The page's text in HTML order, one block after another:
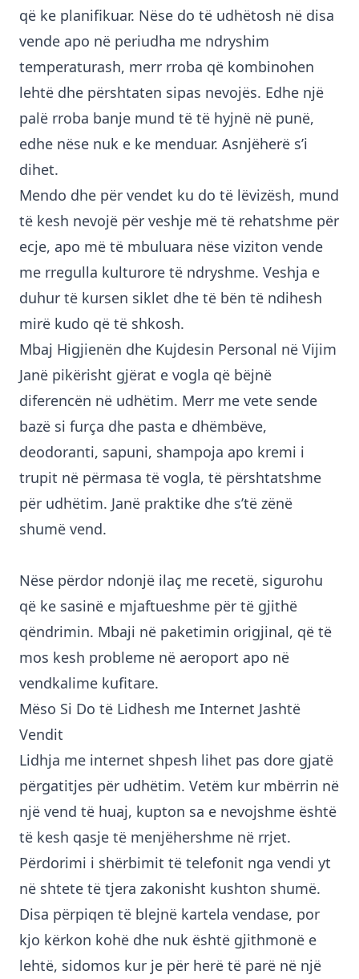
që ke planifikuar. Nëse do të udhëtosh në disa
vende apo në periudha me ndryshim
temperaturash, merr rroba që kombinohen
lehtë dhe përshtaten sipas nevojës. Edhe një
palë rroba banje mund të të hyjnë në punë,
edhe nëse nuk e ke menduar. Asnjëherë s’i
dihet.
Mendo dhe për vendet ku do të lëvizësh, mund
të kesh nevojë për veshje më të rehatshme për
ecje, apo më të mbuluara nëse viziton vende
me rregulla kulturore të ndryshme. Veshja e
duhur të kursen siklet dhe të bën të ndihesh
mirë kudo që të shkosh.
Mbaj Higjienën dhe Kujdesin Personal në Vijim
Janë pikërisht gjërat e vogla që bëjnë
diferencën në udhëtim. Merr me vete sende
bazë si furça dhe pasta e dhëmbëve,
deodoranti, sapuni, shampoja apo kremi i
trupit në përmasa të vogla, të përshtatshme
për udhëtim. Janë praktike dhe s’të zënë
shumë vend.
Nëse përdor ndonjë ilaç me recetë, sigurohu
që ke sasinë e mjaftueshme për të gjithë
qëndrimin. Mbaji në paketimin origjinal, që të
mos kesh probleme në aeroport apo në
vendkalime kufitare.
Mëso Si Do të Lidhesh me Internet Jashtë
Vendit
Lidhja me internet shpesh lihet pas dore gjatë
përgatitjes për udhëtim. Vetëm kur mbërrin në
një vend të huaj, kupton sa e nevojshme është
të kesh qasje të menjëhershme në rrjet.
Përdorimi i shërbimit të telefonit nga vendi yt
në shtete të tjera zakonisht kushton shumë.
Disa përpiqen të blejnë kartela vendase, por
kjo kërkon kohë dhe nuk është gjithmonë e
lehtë, sidomos kur je për herë të parë në një